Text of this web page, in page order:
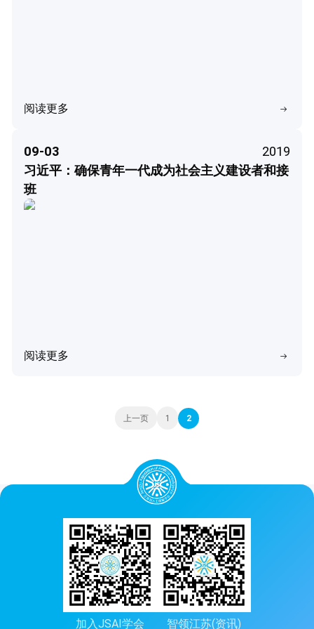
阅读更多
09-03
2019
习近平：确保青年一代成为社会主义建设者和接
班
阅读更多
上一页 1 2
加入JSAI学会 智领江苏(资讯)